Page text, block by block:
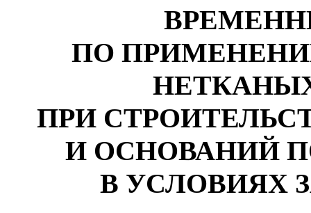
ПО
ПРИ
И ОСНОВАНИЙ
В УСЛОВИЯХ